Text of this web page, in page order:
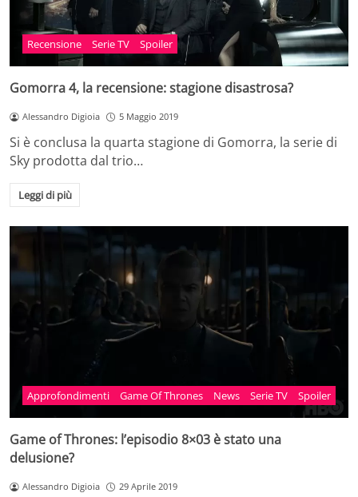
Recensione Serie TV Spoiler
Gomorra 4, la recensione: stagione disastrosa?
Alessandro Digioia 5 Maggio 2019
Si è conclusa la quarta stagione di Gomorra, la serie di
Sky prodotta dal trio…
Leggi di più
Approfondimenti Game Of Thrones News Serie TV Spoiler
Game of Thrones: l’episodio 8×03 è stato una
delusione?
Alessandro Digioia 29 Aprile 2019